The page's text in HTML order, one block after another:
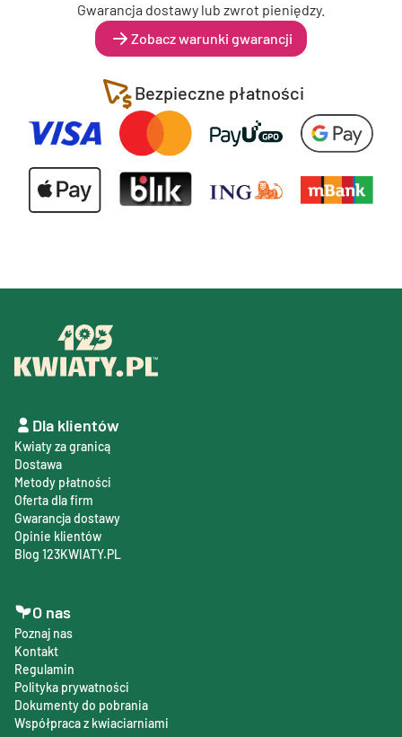
Gwarancja dostawy lub zwrot pieniędzy.
Zobacz warunki gwarancji
Bezpieczne płatności
Dla klientów
Kwiaty za granicą
Dostawa
Metody płatności
Oferta dla firm
Gwarancja dostawy
Opinie klientów
Blog 123KWIATY.PL
O nas
Poznaj nas
Kontakt
Regulamin
Polityka prywatności
Dokumenty do pobrania
Współpraca z kwiaciarniami